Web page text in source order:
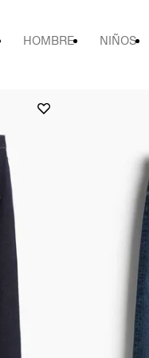
HOMBRE NIÑOS